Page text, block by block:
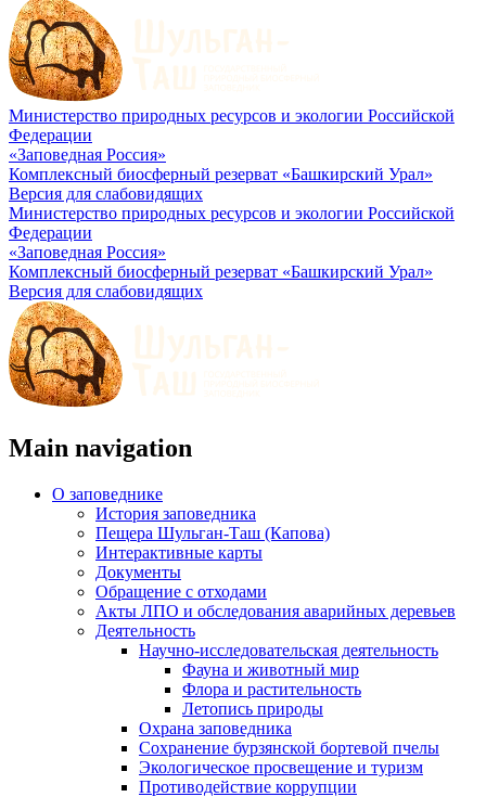
Министерство природных ресурсов и экологии Российской
Федерации
«Заповедная Россия»
Комплексный биосферный резерват «Башкирский Урал»
Версия для слабовидящих
Министерство природных ресурсов и экологии Российской
Федерации
«Заповедная Россия»
Комплексный биосферный резерват «Башкирский Урал»
Версия для слабовидящих
Main navigation
О заповеднике
История заповедника
Пещера Шульган-Таш (Капова)
Интерактивные карты
Документы
Обращение с отходами
Акты ЛПО и обследования аварийных деревьев
Деятельность
Научно-исследовательская деятельность
Фауна и животный мир
Флора и растительность
Летопись природы
Охрана заповедника
Сохранение бурзянской бортевой пчелы
Экологическое просвещение и туризм
Противодействие коррупции